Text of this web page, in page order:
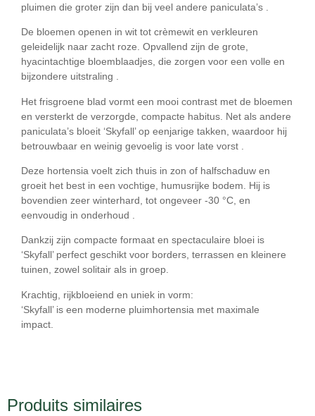
pluimen die groter zijn dan bij veel andere paniculata’s .
De bloemen openen in wit tot crèmewit en verkleuren
geleidelijk naar zacht roze . Opvallend zijn de grote,
hyacintachtige bloemblaadjes, die zorgen voor een volle en
bijzondere uitstraling .
Het frisgroene blad vormt een mooi contrast met de bloemen
en versterkt de verzorgde, compacte habitus. Net als andere
paniculata’s bloeit ‘Skyfall’ op eenjarige takken , waardoor hij
betrouwbaar en weinig gevoelig is voor late vorst .
Deze hortensia voelt zich thuis in zon of halfschaduw en
groeit het best in een vochtige, humusrijke bodem . Hij is
bovendien zeer winterhard, tot ongeveer -30 °C , en
eenvoudig in onderhoud .
Dankzij zijn compacte formaat en spectaculaire bloei is
‘Skyfall’ perfect geschikt voor borders, terrassen en kleinere
tuinen, zowel solitair als in groep.
Krachtig, rijkbloeiend en uniek in vorm:
‘Skyfall’ is een moderne pluimhortensia met maximale
impact.
Produits similaires